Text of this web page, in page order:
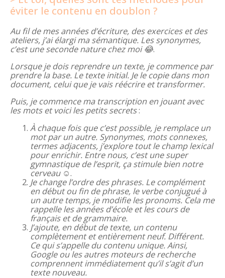
éviter le contenu en doublon ?
Au fil de mes années d’écriture, des exercices et des
ateliers, j’ai élargi ma sémantique. Les synonymes,
c’est une seconde nature chez moi 😂.
Lorsque je dois reprendre un texte, je commence par
prendre la base. Le texte initial. Je le copie dans mon
document, celui que je vais réécrire et transformer.
Puis, je commence ma transcription en jouant avec
les mots et voici les petits secrets:
À chaque fois que c’est possible, je remplace un
mot par un autre. Synonymes, mots connexes,
termes adjacents, j’explore tout le champ lexical
pour enrichir. Entre nous, c’est une super
gymnastique de l’esprit, ça stimule bien notre
cerveau ☺️.
Je change l’ordre des phrases. Le complément
en début ou fin de phrase, le verbe conjugué à
un autre temps, je modifie les pronoms. Cela me
rappelle les années d’école et les cours de
français et de grammaire.
J’ajoute, en début de texte, un contenu
complètement et entièrement neuf. Différent.
Ce qui s’appelle du contenu unique. Ainsi,
Google ou les autres moteurs de recherche
comprennent immédiatement qu’il s’agit d’un
texte nouveau.